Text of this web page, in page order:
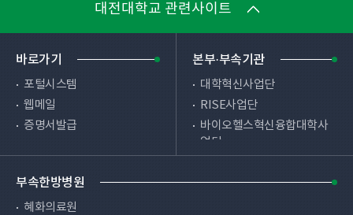
대전대학교 관련사이트
바로가기
포털시스템
웹메일
증명서발급
편의시설
병무안내
본부·부속기관
대학혁신사업단
RISE사업단
바이오헬스혁신융합대학사
업단
업단
부속한방병원
혜화의료원